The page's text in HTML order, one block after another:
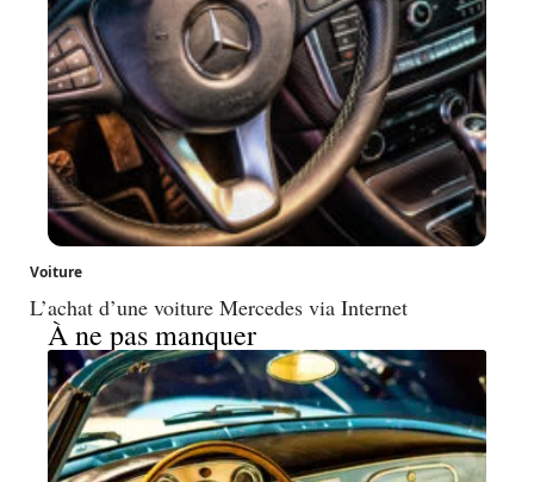
Voiture
L’achat d’une voiture Mercedes via Internet
À ne pas manquer